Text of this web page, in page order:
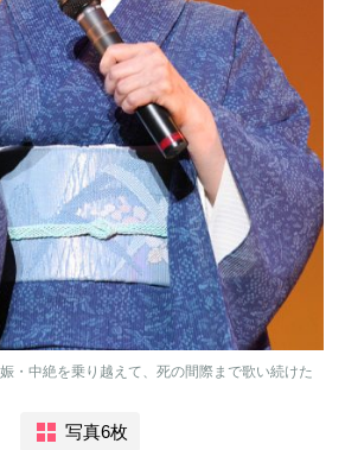
・中絶を乗り越えて、死の間際まで歌い続けた
写真6枚